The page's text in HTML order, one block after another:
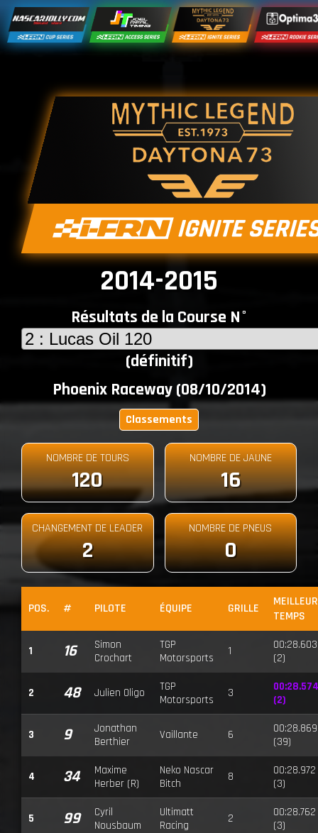
2014-2015
Résultats de la Course N°
(définitif)
Phoenix Raceway (08/10/2014)
Classements
NOMBRE DE TOURS
120
NOMBRE DE JAUNE
16
CHANGEMENT DE LEADER
2
NOMBRE DE PNEUS
0
POS. # PILOTE ÉQUIPE GRILLE
MEILLEUR
TEMPS
1 16
Simon
Crochart
TGP
Motorsports
1
00:28.603
(2)
2 48 Julien Oligo
TGP
Motorsports
3
00:28.574
(2)
3 9
Jonathan
Berthier
Vaillante 6
00:28.869
(39)
4 34
Maxime
Herber (R)
Neko Nascar
Bitch
8
00:28.972
(3)
5 99
Cyril
Nousbaum
Ultimatt
Racing
2
00:28.762
(3)